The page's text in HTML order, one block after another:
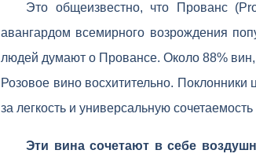
Это общеизвестно, что Прованс
авангардом всемирного возрождения
людей думают о Провансе. Около 88%
Розовое вино восхитительно. Поклонники
за легкость и универсальную
Эти вина сочетают в себе